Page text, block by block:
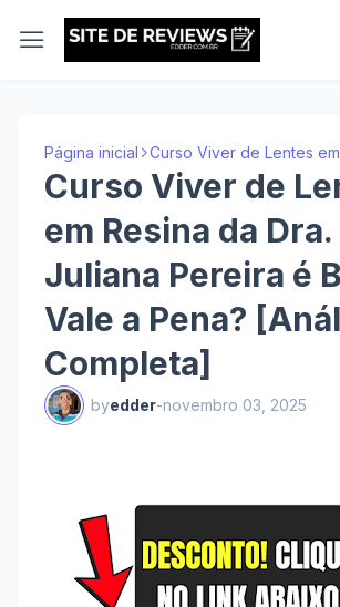
Página inicial Curso Viver de Lentes
Curso Viver de
em Resina da Dra.
Juliana Pereira é
Vale a Pena?
Completa]
byedder-novembro 03, 2025